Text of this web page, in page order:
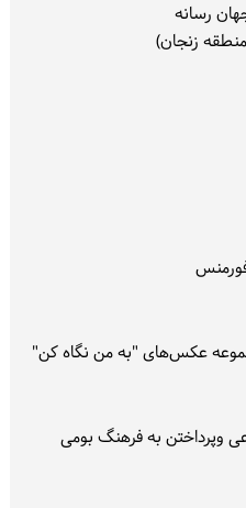
رسانه
زنجان)
عکس‌های "به من نگاه کن"
وپرداختن به فرهنگ بومی